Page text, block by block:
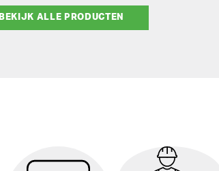
BEKIJK ALLE PRODUCTEN